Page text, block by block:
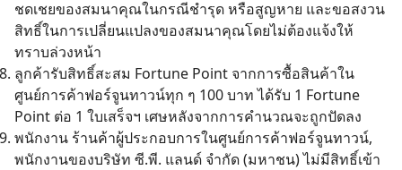
ชดเชยของสมนาคุณในกรณีชำรุด หรือสูญหาย และขอสงวน
สิทธิ์ในการเปลี่ยนแปลงของสมนาคุณโดยไม่ต้องแจ้งให้
ทราบล่วงหน้า
ลูกค้ารับสิทธิ์สะสม Fortune Point จากการซื้อสินค้าใน
ศูนย์การค้าฟอร์จูนทาวน์ทุก ๆ 100 บาท ได้รับ 1 Fortune
Point ต่อ 1 ใบเสร็จฯ เศษหลังจากการคำนวณจะถูกปัดลง
พนักงาน ร้านค้าผู้ประกอบการในศูนย์การค้าฟอร์จูนทาวน์,
พนักงานของบริษัท ซี.พี. แลนด์ จำกัด (มหาชน) ไม่มีสิทธิ์เข้า